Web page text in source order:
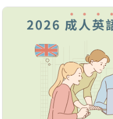
商用英文
英文檢定
TOEIC 多益課程
IELTS 雅思課程
GEPT 全民英檢課程
能力養成
自然發音
英文聽力養成
特色課程
主題課程
線上真人
英文部落格
多益秒學堂
影音學英文
英文能力測驗
師資團隊
學習分享
學員故事
學員讚出來